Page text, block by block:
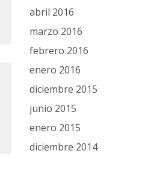
abril 2016
marzo 2016
febrero 2016
enero 2016
diciembre 2015
junio 2015
enero 2015
diciembre 2014